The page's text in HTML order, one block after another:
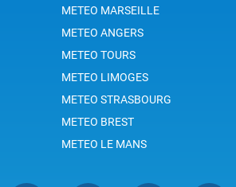
METEO MARSEILLE
METEO ANGERS
METEO TOURS
METEO LIMOGES
METEO STRASBOURG
METEO BREST
METEO LE MANS